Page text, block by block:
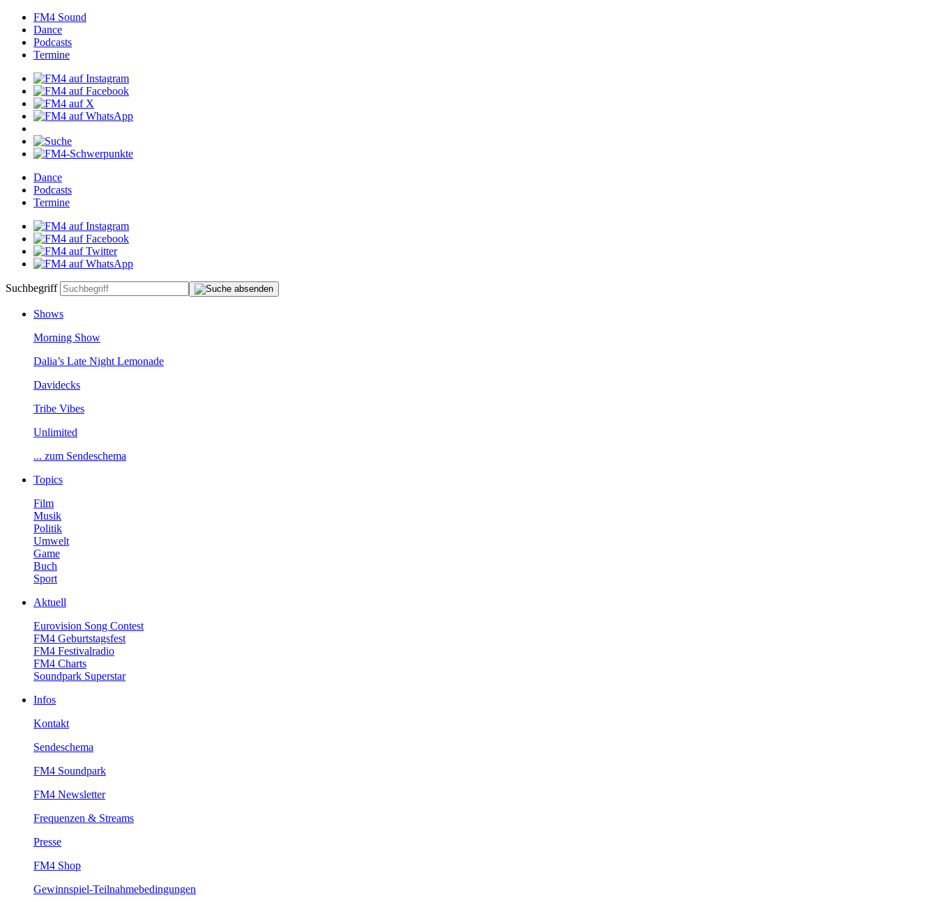
FM4Sound
Dance
Podcasts
Termine
Dance
Podcasts
Termine
Suchbegriff
Shows
MorningShow
Dalia’sLateNightLemonade
Davidecks
TribeVibes
Unlimited
...zumSendeschema
Topics
Film
Musik
Politik
Umwelt
Game
Buch
Sport
Aktuell
EurovisionSongContest
FM4Geburtstagsfest
FM4Festivalradio
FM4Charts
SoundparkSuperstar
Infos
Kontakt
Sendeschema
FM4Soundpark
FM4Newsletter
Frequenzen&Streams
Presse
FM4Shop
Gewinnspiel-Teilnahmebedingungen